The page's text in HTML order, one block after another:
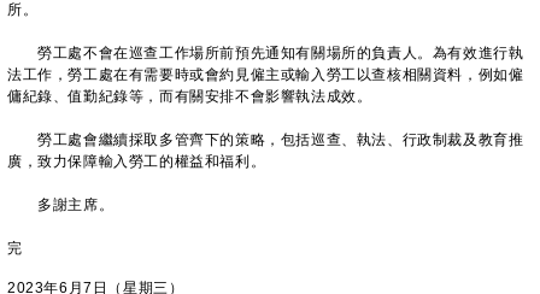
所。
勞工處不會在巡查工作場所前預先通知有關場所的負責人。為有效進行執
法工作，勞工處在有需要時或會約見僱主或輸入勞工以查核相關資料，例如僱
傭紀錄、值勤紀錄等，而有關安排不會影響執法成效。
勞工處會繼續採取多管齊下的策略，包括巡查、執法、行政制裁及教育推
廣，致力保障輸入勞工的權益和福利。
​多謝主席。
完
2023年6月7日（星期三）